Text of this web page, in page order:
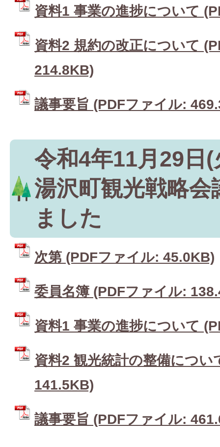
資料1 事業の進捗について
資料2 規約の改正について
214.8KB)
議事要旨 (PDFファイル:
令和4年11月29日
湯沢町観光戦略会
ました
次第 (PDFファイル: 45.0KB)
委員名簿 (PDFファイル:
資料1 事業の進捗について
資料2 観光統計の整備につい
141.5KB)
議事要旨 (PDFファイル: